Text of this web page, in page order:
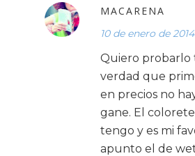
MACARENA
10 de enero de
Quiero probarlo
verdad que
en precios no
gane. El
tengo y es mi
apunto el de